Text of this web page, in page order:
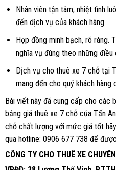
Nhân viên tận tâm, nhiệt tình
đến dịch vụ của khách hàng.
Hợp đồng minh bạch, rõ ràng.
nghĩa vụ đúng theo những
Dịch vụ cho thuê xe 7 chỗ tại
mang đến cho quý khách
Bài viết này đã cung cấp cho các
bảng giá thuê xe 7 chỗ của Tấn
chỗ chất lượng với mức giá tốt
qua hotline: 0906 677 738 để
CÔNG TY CHO THUÊ XE